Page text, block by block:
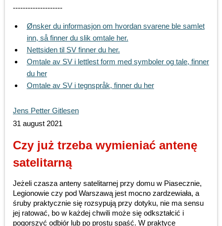
--------------------
Ønsker du informasjon om hvordan svarene ble samlet
inn, så finner du slik omtale her.
Nettsiden til SV finner du her.
Omtale av SV i lettlest form med symboler og tale, finner
du her
Omtale av SV i tegnspråk, finner du her
Jens Petter Gitlesen
31 august 2021
Czy już trzeba wymieniać antenę
satelitarną
Jeżeli czasza anteny satelitarnej przy domu w Piasecznie,
Legionowie czy pod Warszawą jest mocno zardzewiała, a
śruby praktycznie się rozsypują przy dotyku, nie ma sensu
jej ratować, bo w każdej chwili może się odkształcić i
pogorszyć odbiór lub po prostu spaść. W praktyce